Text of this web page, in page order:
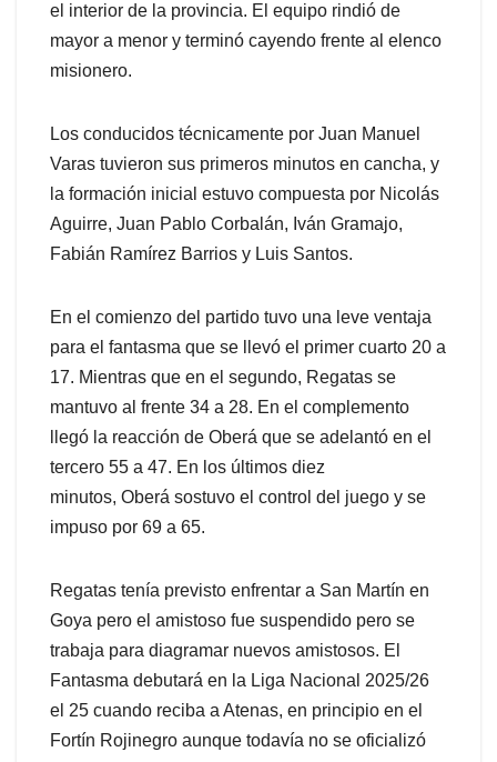
el interior de la provincia. El equipo rindió de
mayor a menor y terminó cayendo frente al elenco
misionero.
Los conducidos técnicamente por Juan Manuel
Varas tuvieron sus primeros minutos en cancha, y
la formación inicial estuvo compuesta por Nicolás
Aguirre, Juan Pablo Corbalán, Iván Gramajo,
Fabián Ramírez Barrios y Luis Santos.
En el comienzo del partido tuvo una leve ventaja
para el fantasma que se llevó el primer cuarto 20 a
17. Mientras que en el segundo, Regatas se
mantuvo al frente 34 a 28. En el complemento
llegó la reacción de Oberá que se adelantó en el
tercero 55 a 47. En los últimos diez
minutos, Oberá sostuvo el control del juego y se
impuso por 69 a 65.
Regatas tenía previsto enfrentar a San Martín en
Goya pero el amistoso fue suspendido pero se
trabaja para diagramar nuevos amistosos. El
Fantasma debutará en la Liga Nacional 2025/26
el 25 cuando reciba a Atenas, en principio en el
Fortín Rojinegro aunque todavía no se oficializó